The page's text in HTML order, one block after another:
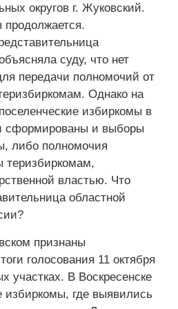
округов г. Жуковский.
суду, что нет
передачи полномочий от
Однако на
избиркомы в
сформированы и выборы
либо полномочия
теризбиркомам,
властью. Что
областной
признаны
голосования 11 октября
участках. В Воскресенске
избиркомы, где выявились